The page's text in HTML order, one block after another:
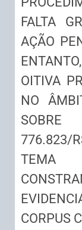
FALTA
AÇÃO
OITIVA
NO
776.823/
CORPUS